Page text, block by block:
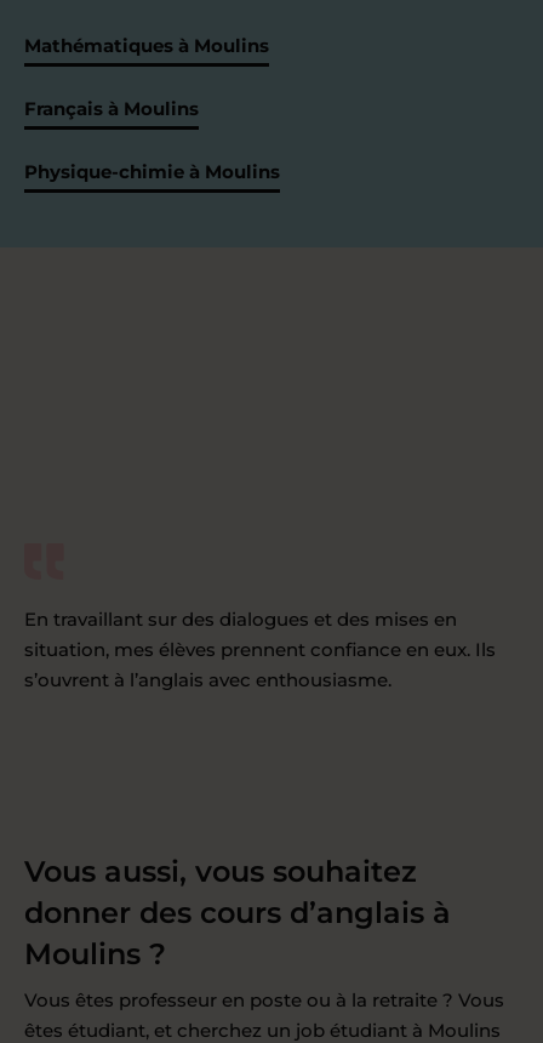
Mathématiques à Moulins
Français à Moulins
Physique-chimie à Moulins
En travaillant sur des dialogues et des mises en
situation, mes élèves prennent confiance en eux. Ils
s’ouvrent à l’anglais avec enthousiasme.
Vous aussi, vous souhaitez
donner des cours d’anglais à
Moulins ?
Vous êtes professeur en poste ou à la retraite ? Vous
êtes étudiant, et cherchez un job étudiant à Moulins